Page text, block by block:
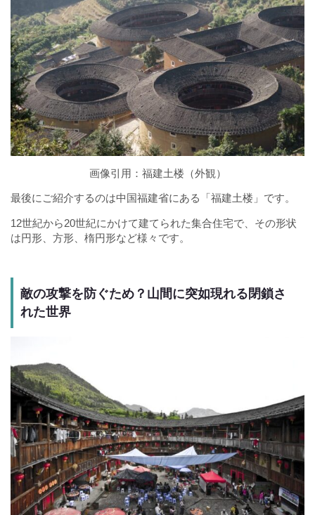
画像引用： 福建土楼（外観）
最後にご紹介するのは中国福建省にある「福建土楼」です。
12世紀から20世紀にかけて建てられた集合住宅で、その形状
は円形、方形、楕円形など様々です。
敵の攻撃を防ぐため？山間に突如現れる閉鎖さ
れた世界